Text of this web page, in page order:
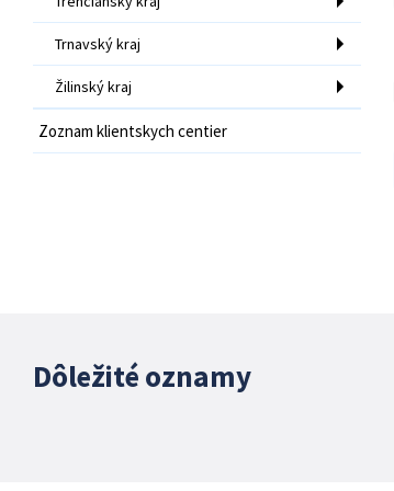
Trnavský kraj
Žilinský kraj
Zoznam klientskych centier
Dôležité oznamy